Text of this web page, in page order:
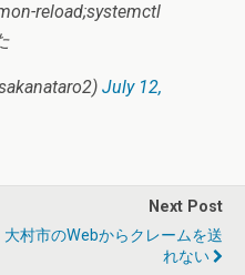
reload;systemctl
July 12,
Next Post
大村市のWebからクレームを送
れない